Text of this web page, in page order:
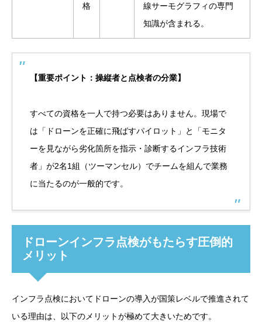
格
線サーモグラフィの専門
知識が含まれる。
【重要ポイント：操縦者と点検者の分業】
すべての資格を一人で持つ必要はありません。現場で
は「ドローンを正確に飛ばすパイロット」と「モニタ
ーを見ながら劣化箇所を指示・診断するインフラ技術
者」が2名1組（ツーマンセル）でチームを組んで業務
に当たるのが一般的です。
ドローンインフラ点検がもたらす圧倒的
メリット
インフラ点検においてドローンの導入が国策レベルで推進されて
いる理由は、以下のメリットが極めて大きいためです。